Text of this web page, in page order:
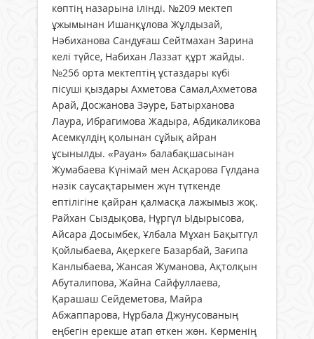
көптің назарына ілінді. №209 мектеп
ұжымынан Ишанқұлова Жұлдызай,
Нәбиханова Сандуғаш Сейтмахан Зарина
келі түйсе, Набихан Лаззат құрт жайды.
№256 орта мектептің ұстаздары күбі
пісуші қыздары Ахметова Самал,Ахметова
Арай, Досжанова Зәуре, Батырханова
Лаура, Ибрагимова Жадыра, Абдикаликова
Асемкүлдің қолынан сұйық айран
ұсынылды. «Рауан» балабақшасынан
Жумабаева Күнімай мен Асқарова Гүлдана
нәзік саусақтарымен жүн түткенде
ептілігіне қайран қалмасқа лажымыз жоқ.
Райхан Сыздықова, Нұргүл Ыдырысова,
Айсара Досымбек, Ұлбала Мұхан Бақытгүл
Қойлыбаева, Ақеркеге Базарбай, Зағипа
Канлыбаева, Жансая Жуманова, Ақтолқын
Абуталипова, Жайна Сайфуллаева,
Қарашаш Сейдеметова, Майра
Абжаппарова, Нұрбала Джунусованың
еңбегін ерекше атап өткен жөн. Көрменің